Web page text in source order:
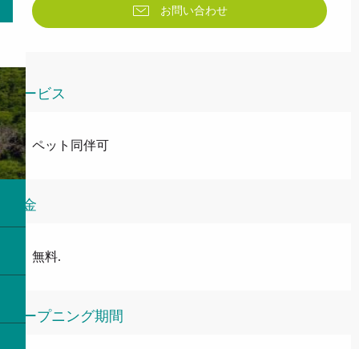
お問い合わせ
サービス
ペット同伴可
料金
無料.
オープニング期間